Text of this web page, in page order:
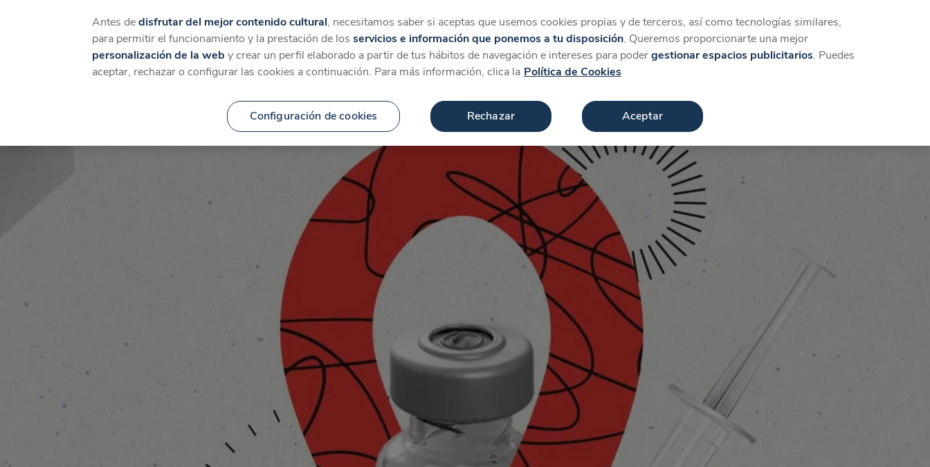
Catálogo Temáticas Categorías Favoritos Más Iniciar sesión Crear cuenta
Antes dedisfrutar del mejor contenido cultural, necesitamos saber si aceptas que usemos cookies propias y de terceros, así como tecnologías similares,
para permitir el funcionamiento y la prestación de los servicios e información que ponemos a tu disposición. Queremos proporcionarte una mejor
personalización de la web y crear un perfil elaborado a partir de tus hábitos de navegación e intereses para podergestionar espacios publicitarios. Puedes
aceptar, rechazar o configurar las cookies a continuación. Para más información, clica la Política de Cookies
Configuración de cookies Rechazar Aceptar